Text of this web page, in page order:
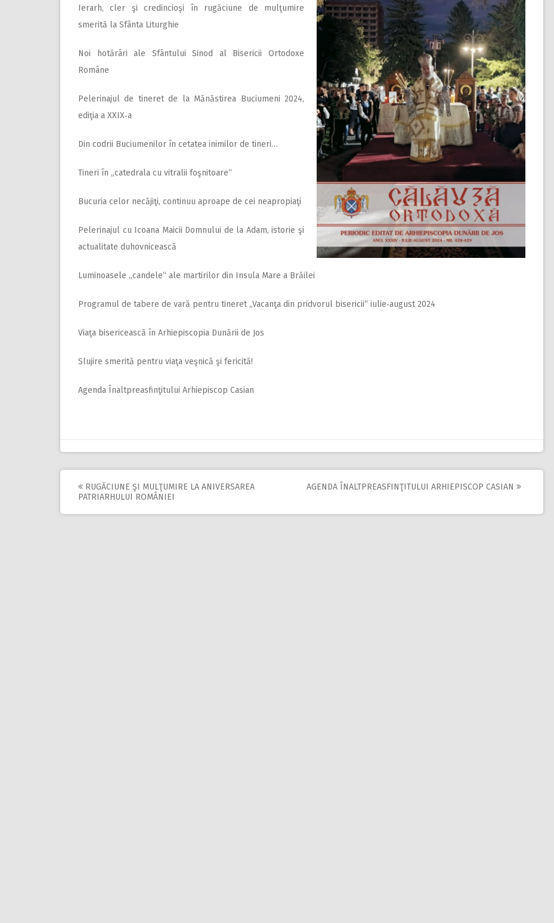
Ierarh, cler şi credincioşi în rugăciune de mulţumire
smerită la Sfânta Liturghie
Noi hotărâri ale Sfântului Sinod al Bisericii Ortodoxe
Române
Pelerinajul de tineret de la Mănăstirea Buciumeni 2024,
ediţia a XXIX‑a
Din codrii Buciumenilor în cetatea inimilor de tineri…
Tineri în „catedrala cu vitralii foşnitoare“
Bucuria celor necăjiţi, continuu aproape de cei neapropiaţi
Pelerinajul cu Icoana Maicii Domnului de la Adam, istorie şi
actualitate duhovnicească
Luminoasele „candele“ ale martirilor din Insula Mare a Brăilei
Programul de tabere de vară pentru tineret „Vacanţa din pridvorul bisericii“ iulie‑august 2024
Viaţa bisericească în Arhiepiscopia Dunării de Jos
Slujire smerită pentru viaţa veşnică şi fericită!
Agenda Înaltpreasfinţitului Arhiepiscop Casian
Post
navigation
RUGĂCIUNE ŞI MULŢUMIRE LA ANIVERSAREA
PATRIARHULUI ROMÂNIEI
AGENDA ÎNALTPREASFINŢITULUI ARHIEPISCOP CASIAN